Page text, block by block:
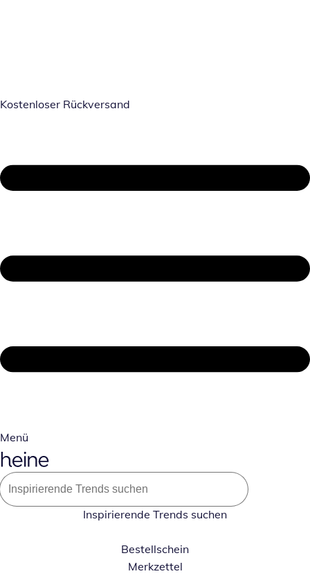
Kostenloser Rückversand
Menü
Inspirierende Trends suchen
Bestellschein
Merkzettel